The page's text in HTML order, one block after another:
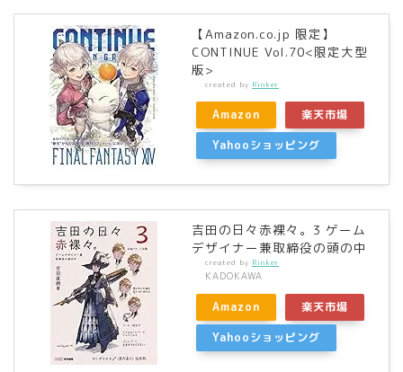
【Amazon.co.jp 限定】
CONTINUE Vol.70<限定大型
版>
created by Rinker
Amazon
楽天市場
Yahooショッピング
吉田の日々赤裸々。3 ゲーム
デザイナー兼取締役の頭の中
created by Rinker
KADOKAWA
Amazon
楽天市場
Yahooショッピング